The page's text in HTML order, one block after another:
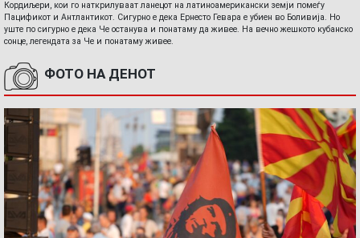
Кордиљери, кои го наткрилуваат ланецот на латиноамерикански земји помеѓу
Пацификот и Антлантикот. Сигурно е дека Ернесто Гевара е убиен во Боливија. Но
уште по сигурно е дека Че останува и понатаму да живее. На вечно жешкото кубанско
сонце, легендата за Че и понатаму живее.
ФОТО НА ДЕНОТ